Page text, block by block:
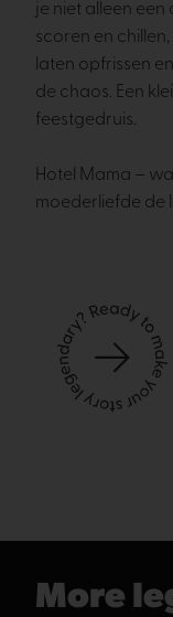
je niet alleen
scoren en
laten opfrissen
de chaos. Een
feestgedruis.
Hotel Mama –
moederliefde de
More